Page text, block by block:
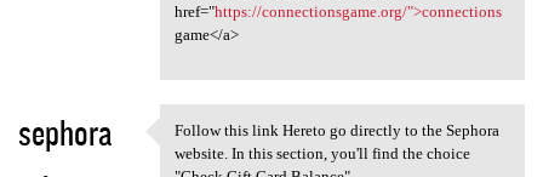
href="https://connectionsgame.org/">connections
game</a>
sephora
Follow this link Hereto go
Follow this link Hereto go directly to the Sephora
website. In this section, you'll find the choice